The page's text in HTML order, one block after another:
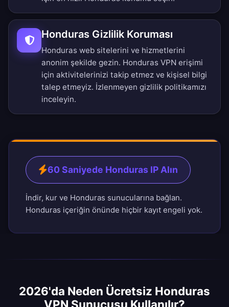
Honduras Gizlilik Koruması
Honduras web sitelerini ve hizmetlerini
anonim şekilde gezin. Honduras VPN erişimi
için aktivitelerinizi takip etmez ve kişisel bilgi
talep etmeyiz. İzlenmeyen gizlilik politikamızı
inceleyin.
60 Saniyede Honduras IP Alın
İndir, kur ve Honduras sunucularına bağlan.
Honduras içeriğin önünde hiçbir kayıt engeli yok.
2026'da Neden Ücretsiz Honduras